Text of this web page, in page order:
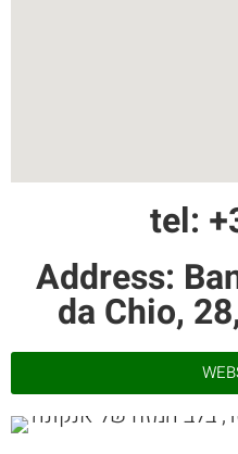
tel:
Address:
da Chio,